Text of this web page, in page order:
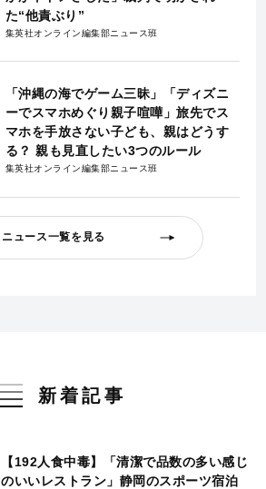
た“他責ぶり”
集英社オンライン編集部ニュース班
「沖縄の海でゲーム三昧」「ディズニ
ーでスマホめぐり親子喧嘩」旅先でス
マホを手放さない子ども、親はどうす
る？ 親も見直したい3つのルール
集英社オンライン編集部ニュース班
ニュース一覧を見る
新着記事
【192人食中毒】「清潔で品数の多い感じ
のいいレストラン」静岡のスポーツ宿泊